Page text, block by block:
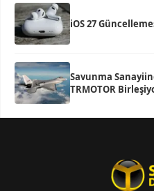
iOS 27
Savunma
TRMOTOR